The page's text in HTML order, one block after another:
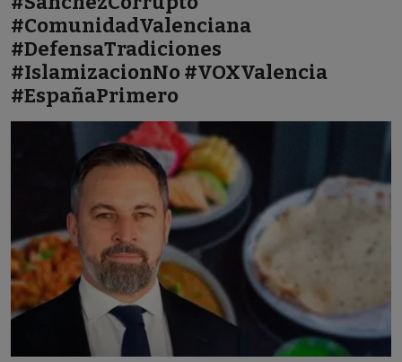
Español
#ComunidadValenciana
#DefensaTradiciones
#IslamizacionNo #VOXValencia
#EspañaPrimero